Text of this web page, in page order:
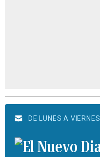
DE LUNES A VIERNES